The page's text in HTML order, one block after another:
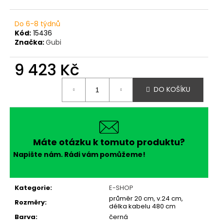
Do 6-8 týdnů
Kód: 15436
Značka:Gubi
9 423 Kč
DO KOŠÍKU
Máte otázku k tomuto produktu?
Napište nám. Rádi vám pomůžeme!
Kategorie:
E-SHOP
Rozměry:
průměr 20 cm, v.24 cm,
délka kabelu 480 cm
Barva:
černá
r
u
č
u
j
m